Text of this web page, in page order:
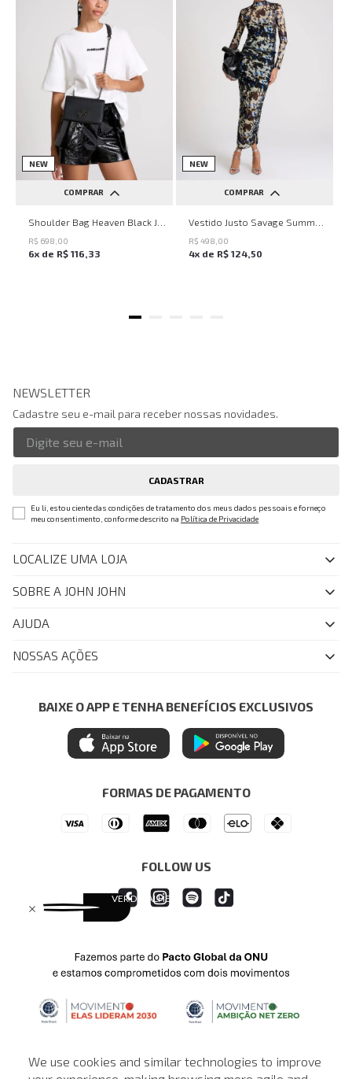
We use cookies and similar technologies to improve
NEW
COMPRAR
UN
R$ 698 00
6x de R$ 116 33
NEW
COMPRAR
PP P M G
R$ 498 00
4x de R$ 124 50
NEWSLETTER
Cadastre seu e-mail para receber nossas novidades.
CADASTRAR
Eu li, estou ciente das condições de tratamento dos meus dados pessoais e forneço
meu consentimento, conforme descrito na Política de Privacidade
LOCALIZE UMA LOJA
SOBRE A JOHN JOHN
Quem Somos
John John Club
Painel de Privacidade
Central de Preferências
Ética e Sustentabilidade
AJUDA
FAQ
Regulamentos
Seja um Revendedor
NOSSAS AÇÕES
Azul Fidelidade
Mastercard
Itau Personnalite
BAIXE O APP E TENHA BENEFÍCIOS EXCLUSIVOS
FORMAS DE PAGAMENTO
FOLLOW US